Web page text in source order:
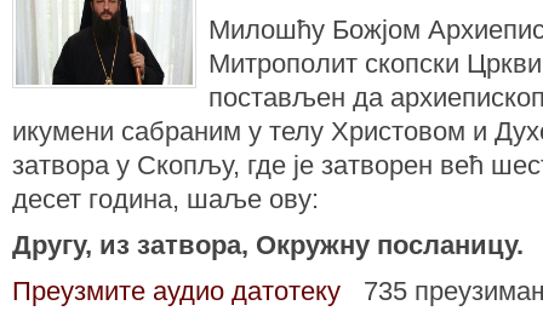
Mилошћу Божјом
Митрополит скопски Цркви
постављен да
икумени сабраним у телу Христовом и
затвора у Скопљу, где је затворен већ
десет година, шаље ову:
Другу, из затвора, Окружну посланицу.
Преузмите аудио датотеку
735